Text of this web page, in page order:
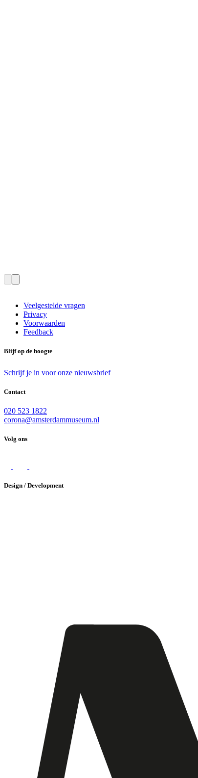
Veelgestelde vragen
Privacy
Voorwaarden
Feedback
Blijf op de hoogte
Schrijf je in voor onze nieuwsbrief
Contact
020 523 1822
corona@amsterdammuseum.nl
Volg ons
Design / Development